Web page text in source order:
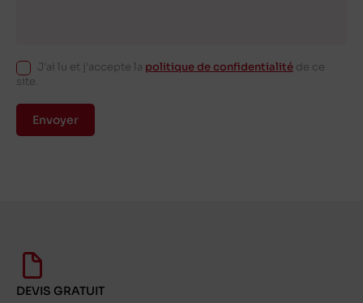
J'ai lu et j'accepte la politique de confidentialité de ce
site.
Envoyer
DEVIS GRATUIT